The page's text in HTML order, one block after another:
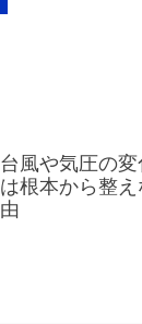
台風や気圧の
は根本から整
由